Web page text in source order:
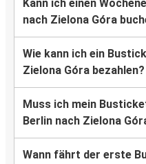
Kann ich einen
nach Zielona Góra
Wie kann ich ein
Zielona Góra bezahlen?
Muss ich mein
Berlin nach Zielona
Wann fährt der erste